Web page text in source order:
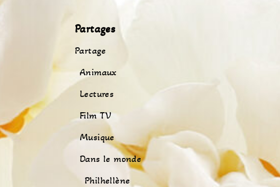
Partages
Partage
Animaux
Lectures
Film TV
Musique
Dans le monde
Philhellène